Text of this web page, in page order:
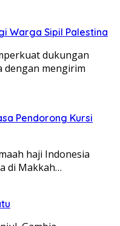
Warga Sipil Palestina
dukungan
dengan mengirim
Pendorong Kursi
haji Indonesia
di Makkah…